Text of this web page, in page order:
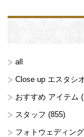
all
Close up エスタシ
おすすめ アイテム
スタッフ (855)
フォトウェディン